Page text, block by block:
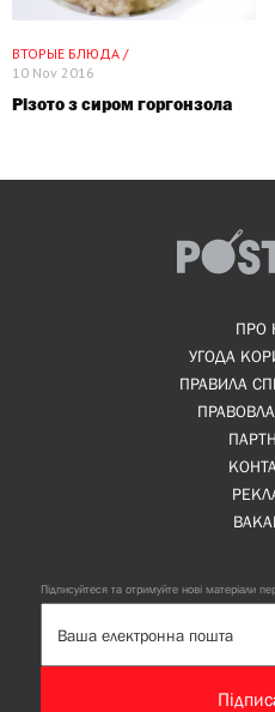
ВТОРЫЕ БЛЮДА /
10 Nov 2016
Різото з сиром горгонзола
ПРО
УГОДА
ПРАВИЛА
Підписуйтеся та отримуйте нові матеріали